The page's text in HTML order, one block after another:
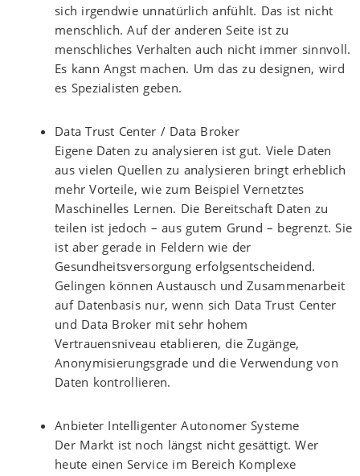
sich irgendwie unnatürlich anfühlt. Das ist nicht
menschlich. Auf der anderen Seite ist zu
menschliches Verhalten auch nicht immer sinnvoll.
Es kann Angst machen. Um das zu designen, wird
es Spezialisten geben.
Data Trust Center / Data Broker
Eigene Daten zu analysieren ist gut. Viele Daten
aus vielen Quellen zu analysieren bringt erheblich
mehr Vorteile, wie zum Beispiel Vernetztes
Maschinelles Lernen. Die Bereitschaft Daten zu
teilen ist jedoch – aus gutem Grund – begrenzt. Sie
ist aber gerade in Feldern wie der
Gesundheitsversorgung erfolgsentscheidend.
Gelingen können Austausch und Zusammenarbeit
auf Datenbasis nur, wenn sich Data Trust Center
und Data Broker mit sehr hohem
Vertrauensniveau etablieren, die Zugänge,
Anonymisierungsgrade und die Verwendung von
Daten kontrollieren.
Anbieter Intelligenter Autonomer Systeme
Der Markt ist noch längst nicht gesättigt. Wer
heute einen Service im Bereich Komplexe